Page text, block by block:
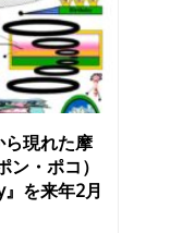
ら現れた摩
・ポコ）
を来年2月